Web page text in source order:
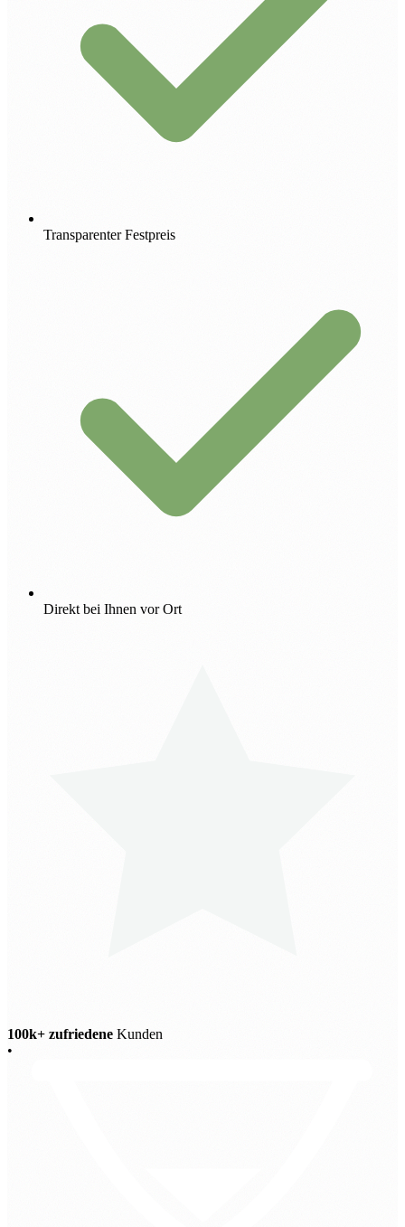
Transparenter Festpreis
Direkt bei Ihnen vor Ort
100k+ zufriedene Kunden
•